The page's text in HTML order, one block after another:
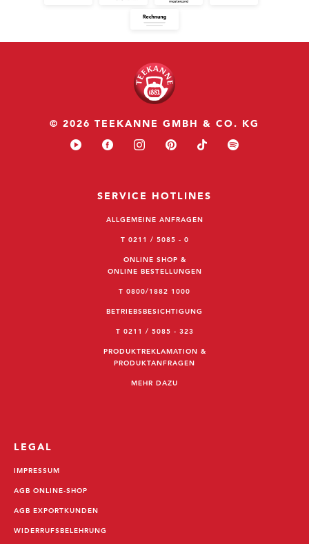
© 2026 TEEKANNE GMBH & CO. KG
SERVICE HOTLINES
ALLGEMEINE ANFRAGEN
T 0211 / 5085 - 0
ONLINE SHOP &
ONLINE BESTELLUNGEN
T 0800/1882 1000
BETRIEBSBESICHTIGUNG
T 0211 / 5085 - 323
PRODUKTREKLAMATION &
PRODUKTANFRAGEN
MEHR DAZU
LEGAL
IMPRESSUM
AGB ONLINE-SHOP
AGB EXPORTKUNDEN
WIDERRUFSBELEHRUNG